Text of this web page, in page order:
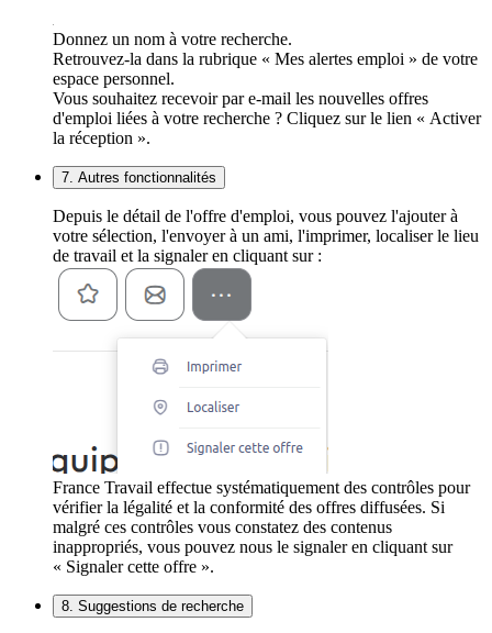
Donnez un nom à votre recherche.
Retrouvez-la dans la rubrique « Mes alertes emploi » de votre
espace personnel.
Vous souhaitez recevoir par e-mail les nouvelles offres
d'emploi liées à votre recherche ? Cliquez sur le lien « Activer
la réception ».
7. Autres fonctionnalités
Depuis le détail de l'offre d'emploi, vous pouvez l'ajouter à
votre sélection, l'envoyer à un ami, l'imprimer, localiser le lieu
de travail et la signaler en cliquant sur :
France Travail effectue systématiquement des contrôles pour
vérifier la légalité et la conformité des offres diffusées. Si
malgré ces contrôles vous constatez des contenus
inappropriés, vous pouvez nous le signaler en cliquant sur
« Signaler cette offre ».
8. Suggestions de recherche